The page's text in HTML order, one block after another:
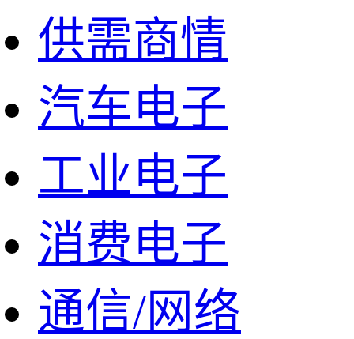
供需商情
汽车电子
工业电子
消费电子
通信/网络